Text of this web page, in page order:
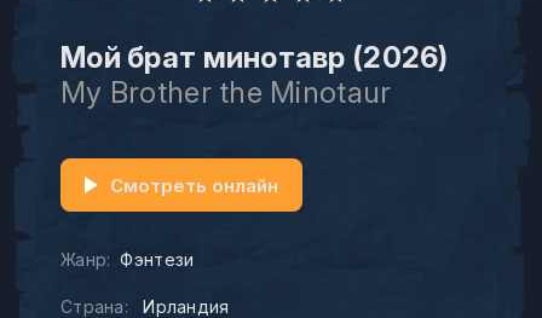
Мой брат минотавр (2026)
My Brother the Minotaur
Жанр: Фэнтези
Страна: Ирландия
Смотреть онлайн